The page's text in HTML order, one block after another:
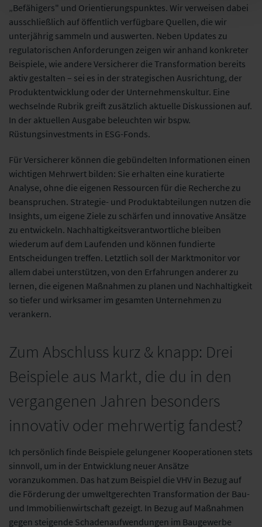
„Befähigers" und Orientierungspunktes. Wir verweisen dabei
ausschließlich auf öffentlich verfügbare Quellen, die wir
unterjährig sammeln und auswerten. Neben Updates zu
regulatorischen Anforderungen zeigen wir anhand konkreter
Beispiele, wie andere Versicherer die Transformation bereits
aktiv gestalten – sei es in der strategischen Ausrichtung, der
Produktentwicklung oder der Unternehmenskultur. Eine
wechselnde Rubrik greift zusätzlich aktuelle Diskussionen auf.
In der aktuellen Ausgabe beleuchten wir bspw.
Rüstungsinvestments in ESG-Fonds.
Für Versicherer können die gebündelten Informationen einen
wichtigen Mehrwert bilden: Sie erhalten eine kuratierte
Analyse, ohne die eigenen Ressourcen für die Recherche zu
beanspruchen. Strategie- und Produktabteilungen nutzen die
Insights, um eigene Ziele zu schärfen und innovative Ansätze
zu entwickeln. Nachhaltigkeitsverantwortliche bleiben
wiederum auf dem Laufenden und können fundierte
Entscheidungen treffen. Letztlich soll der Marktmonitor vor
allem dabei unterstützen, von den Erfahrungen anderer zu
lernen, die eigenen Maßnahmen zu planen und Nachhaltigkeit
so tiefer und wirksamer im gesamten Unternehmen zu
verankern.
Zum Abschluss kurz & knapp: Drei
Beispiele aus Markt, die du in den
vergangenen Jahren besonders
innovativ oder mehrwertig fandest?
Ich persönlich finde Beispiele gelungener Kooperationen stets
sinnvoll, um in der Entwicklung neuer Ansätze
voranzukommen. Das hat zum Beispiel die VHV in Bezug auf
die Förderung der umweltgerechten Transformation der Bau-
und Immobilienwirtschaft gezeigt. In Bezug auf Maßnahmen
gegen steigende Schadenaufwendungen im Baugewerbe